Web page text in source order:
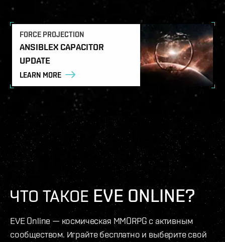
FORCE PROJECTION
ANSIBLEX CAPACITOR
UPDATE
LEARN MORE
ЧТО ТАКОЕ EVE ONLINE?
EVE Online — космическая MMORPG с активным
сообществом. Играйте бесплатно и выберите свой